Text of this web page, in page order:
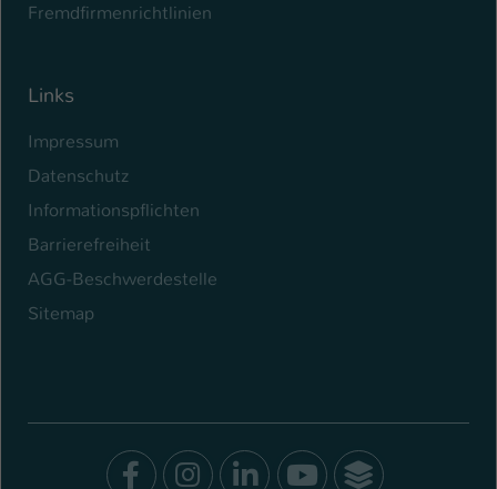
Fremdfirmenrichtlinien
Links
Impressum
Datenschutz
Informationspflichten
Barrierefreiheit
AGG-Beschwerdestelle
Sitemap
Facebook
Instagram
LinkedIn
Youtube